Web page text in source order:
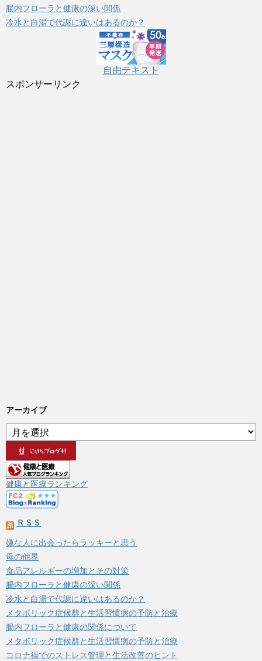
腸内フローラと健康の深い関係
冷水と白湯で代謝に違いはあるのか？
自由テキスト
スポンサーリンク
アーカイブ
ア
ー
イ
ブ
健康と医療ランキング
ＲＳＳ
嫌な人に出会ったらラッキーと思う
母の他界
食品アレルギーの増加とその対策
腸内フローラと健康の深い関係
冷水と白湯で代謝に違いはあるのか？
メタボリック症候群と生活習慣病の予防と治療
腸内フローラと健康の関係について
メタボリック症候群と生活習慣病の予防と治療
コロナ禍でのストレス管理と生活改善のヒント